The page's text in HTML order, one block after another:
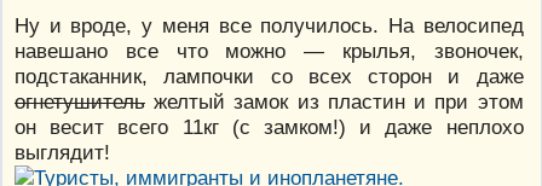
Ну и вроде, у меня все получилось. На велосипед
навешано все что можно — крылья, звоночек,
подстаканник, лампочки со всех сторон и даже
огнетушитель желтый замок из пластин и при этом
он весит всего 11кг (с замком!) и даже неплохо
выглядит!